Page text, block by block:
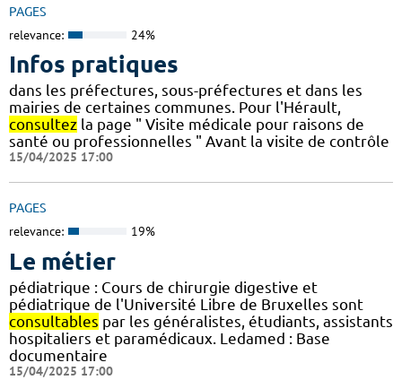
PAGES
relevance: 24%
Infos pratiques
dans les préfectures, sous-préfectures et dans les
mairies de certaines communes. Pour l'Hérault,
consultez la page " Visite médicale pour raisons de
santé ou professionnelles " Avant la visite de contrôle
15/04/2025 17:00
PAGES
relevance: 19%
Le métier
pédiatrique : Cours de chirurgie digestive et
pédiatrique de l'Université Libre de Bruxelles sont
consultables par les généralistes, étudiants, assistants
hospitaliers et paramédicaux. Ledamed : Base
documentaire
15/04/2025 17:00